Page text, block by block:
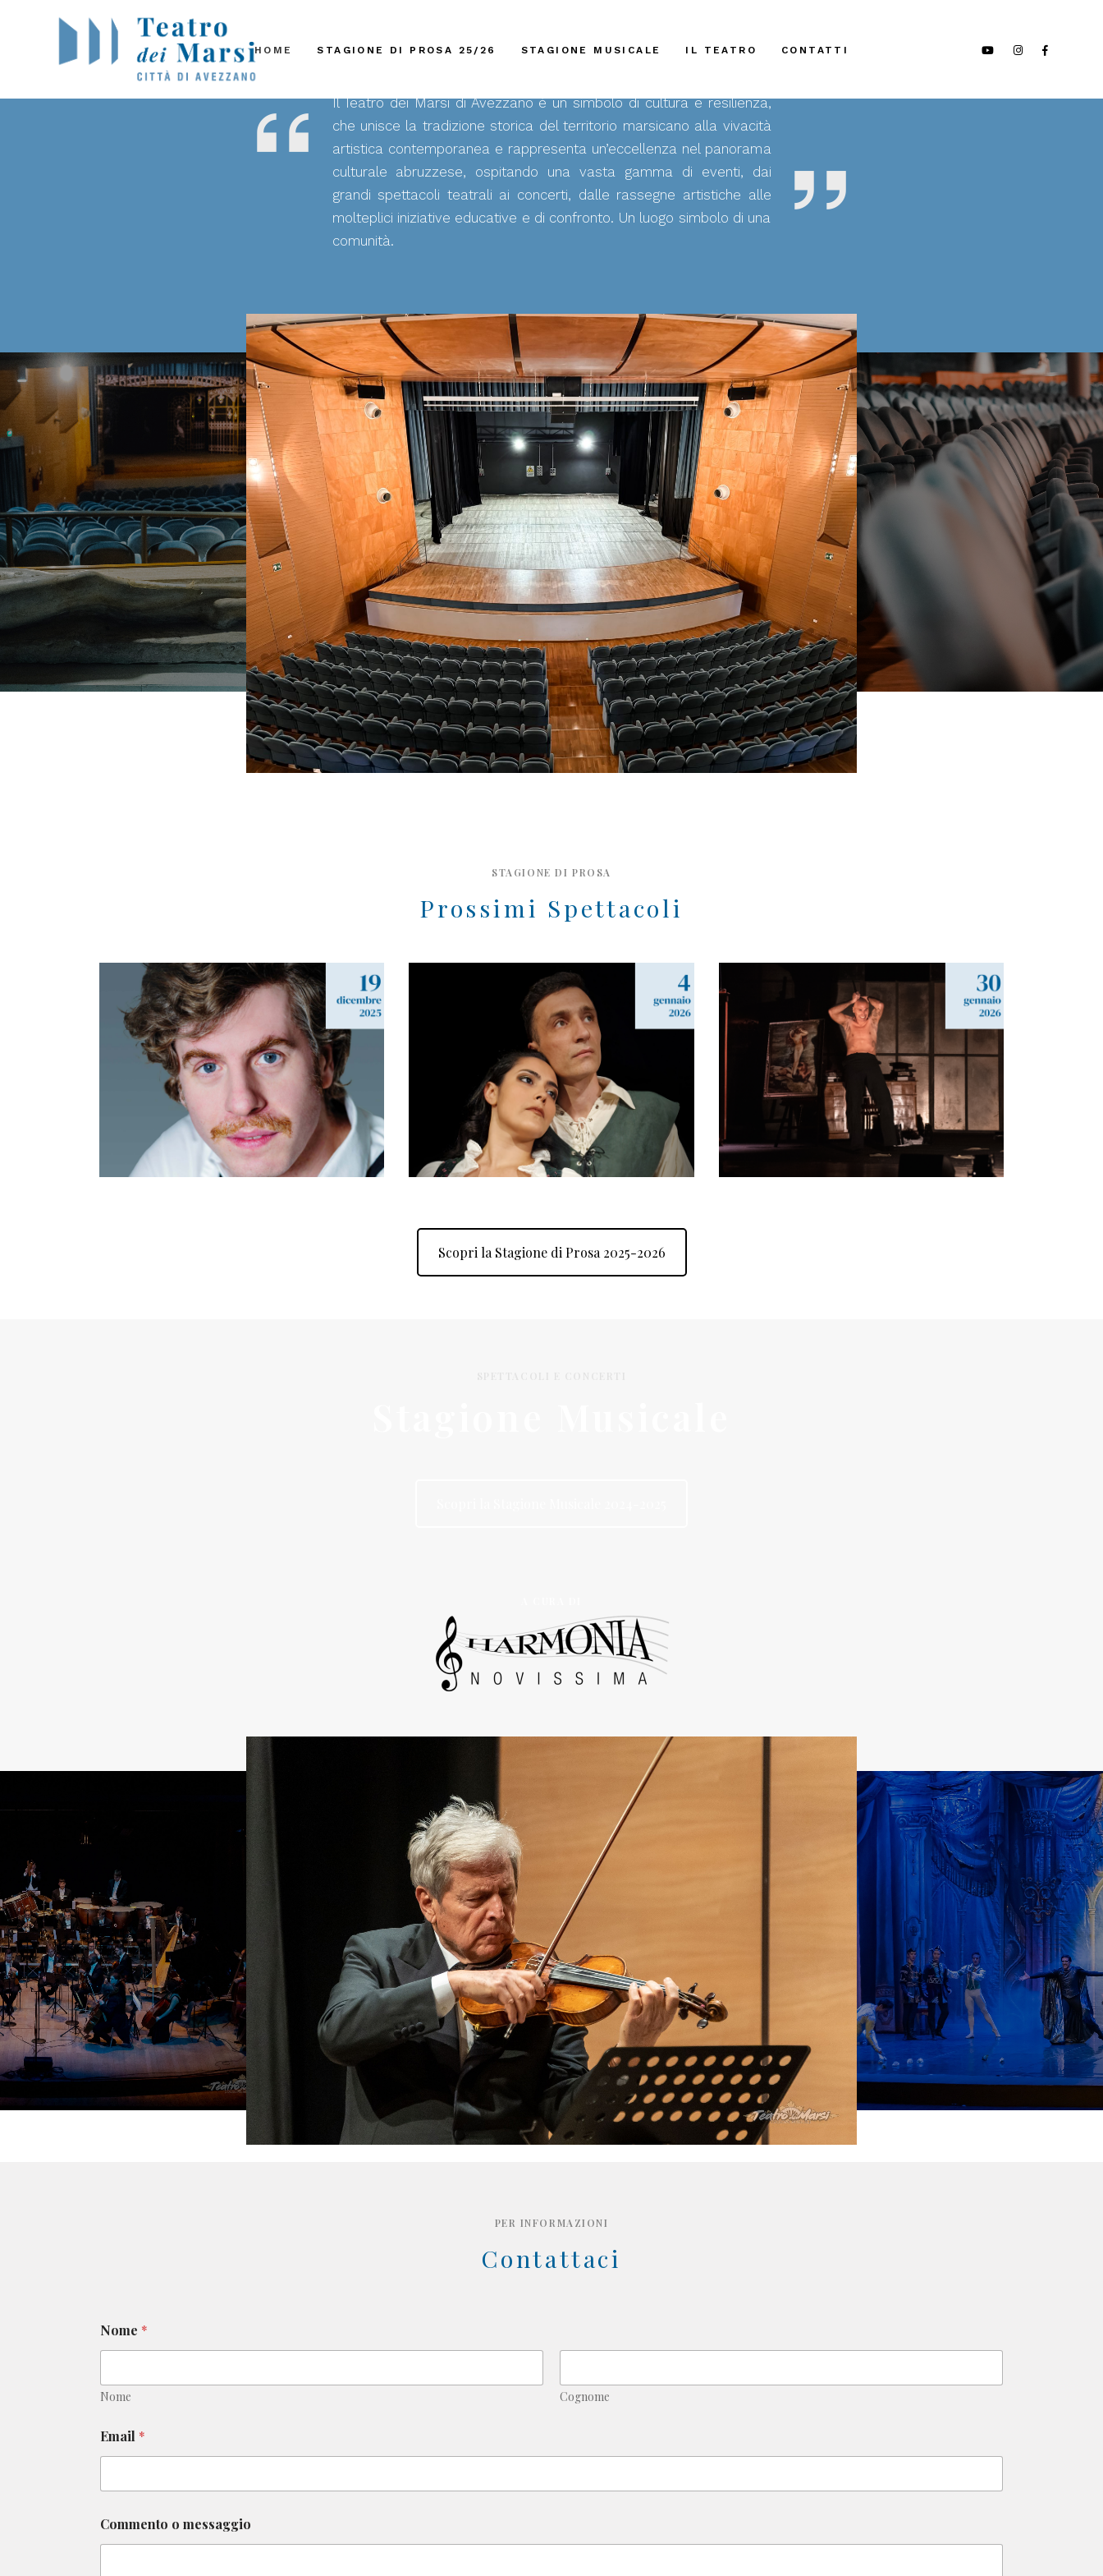
HOME STAGIONE DI PROSA 25/26 STAGIONE MUSICALE IL TEATRO CONTATTI
Il Teatro dei Marsi di Avezzano è un simbolo di cultura e resilienza,
che unisce la tradizione storica del territorio marsicano alla vivacità
artistica contemporanea e rappresenta un’eccellenza nel panorama
culturale abruzzese, ospitando una vasta gamma di eventi, dai
grandi spettacoli teatrali ai concerti, dalle rassegne artistiche alle
molteplici iniziative educative e di confronto. Un luogo simbolo di una
comunità.
STAGIONE DI PROSA
Prossimi Spettacoli
MORTE ACCIDENTALE
DI UN ANARCHICO
Stagione di Prosa 2025-2026
Lodo Guenzi | di Dario Fo e Franca
Rame | Regia Giorgio Gallione
I PROMESSI SPOSI –
Amore, Giustizia e
Provvidenza
Stagione di Prosa 2025-2026
Seven Arts Theatre Studio | da
Alessandro Manzoni | Adattamento e
Regia di Marco Verna
IL CASO JEKYLL
Stagione di Prosa 2025-2026
Daniele Salvo | tratto da Robert Louis
Stevenson | Regia di Sergio Rubini
Scopri la Stagione di Prosa 2025-2026
PER INFORMAZIONI
Contattaci
Nome *
Nome Cognome
Email *
o
C
Commento o messaggio